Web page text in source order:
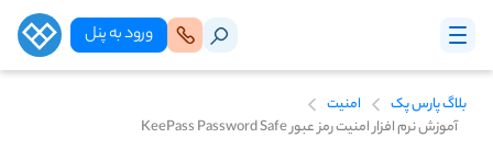
ورود‌ به‌ پنل
بلاگ پارس پک
امنیت
آموزش نرم افزار امنیت رمز عبور KeePass Password Safe